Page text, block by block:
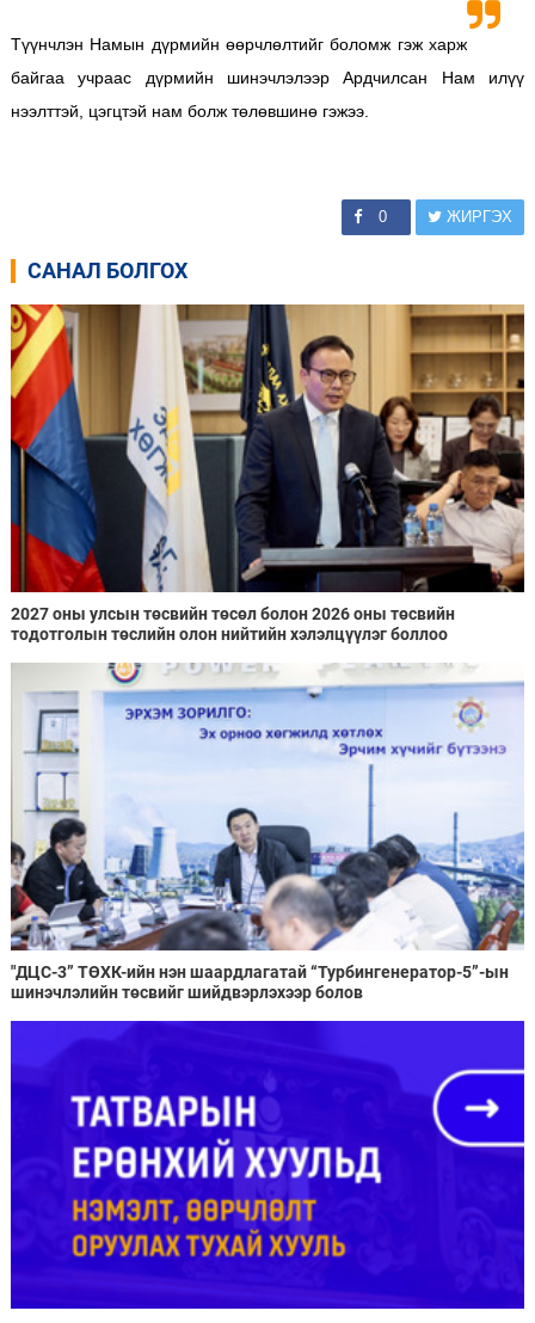
Түүнчлэн Намын дүрмийн өөрчлөлтийг боломж гэж харж
байгаа учраас дүрмийн шинэчлэлээр Ардчилсан Нам илүү
нээлттэй, цэгцтэй нам болж төлөвшинө гэжээ.
0 ЖИРГЭХ
САНАЛ БОЛГОХ
2027 оны улсын төсвийн төсөл болон 2026 оны төсвийн
тодотголын төслийн олон нийтийн хэлэлцүүлэг боллоо
"ДЦС-3” ТӨХК-ийн нэн шаардлагатай “Турбингенератор-5”-ын
шинэчлэлийн төсвийг шийдвэрлэхээр болов